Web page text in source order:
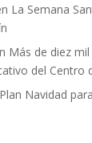
La Semana
Más de diez
del Centro
Navidad